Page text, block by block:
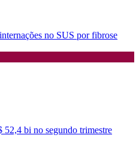
no SUS por fibrose
bi no segundo trimestre